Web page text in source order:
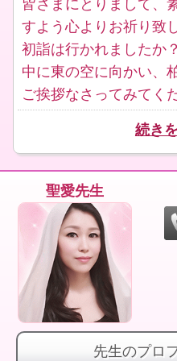
皆さまにとりまして、
すよう心よりお祈り致
初詣は行かれましたか
中に東の空に向かい、
ご挨拶なさってみてく
続き
聖愛先生
先生のプロ